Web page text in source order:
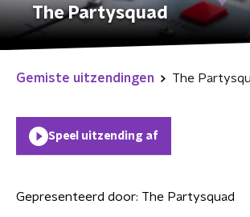
The Partysquad
Gemiste uitzendingen The
Speel uitzending af
Gepresenteerd door: The Partysquad